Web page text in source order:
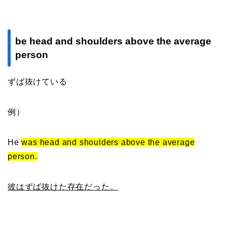
be head and shoulders above the average
person
ずば抜けている
例）
Hewas head and shoulders above the average
person.
彼はずば抜けた存在だった。